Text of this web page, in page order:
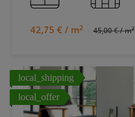
42,75 € / m2 45,00 € / m2
local_shipping
local_offer